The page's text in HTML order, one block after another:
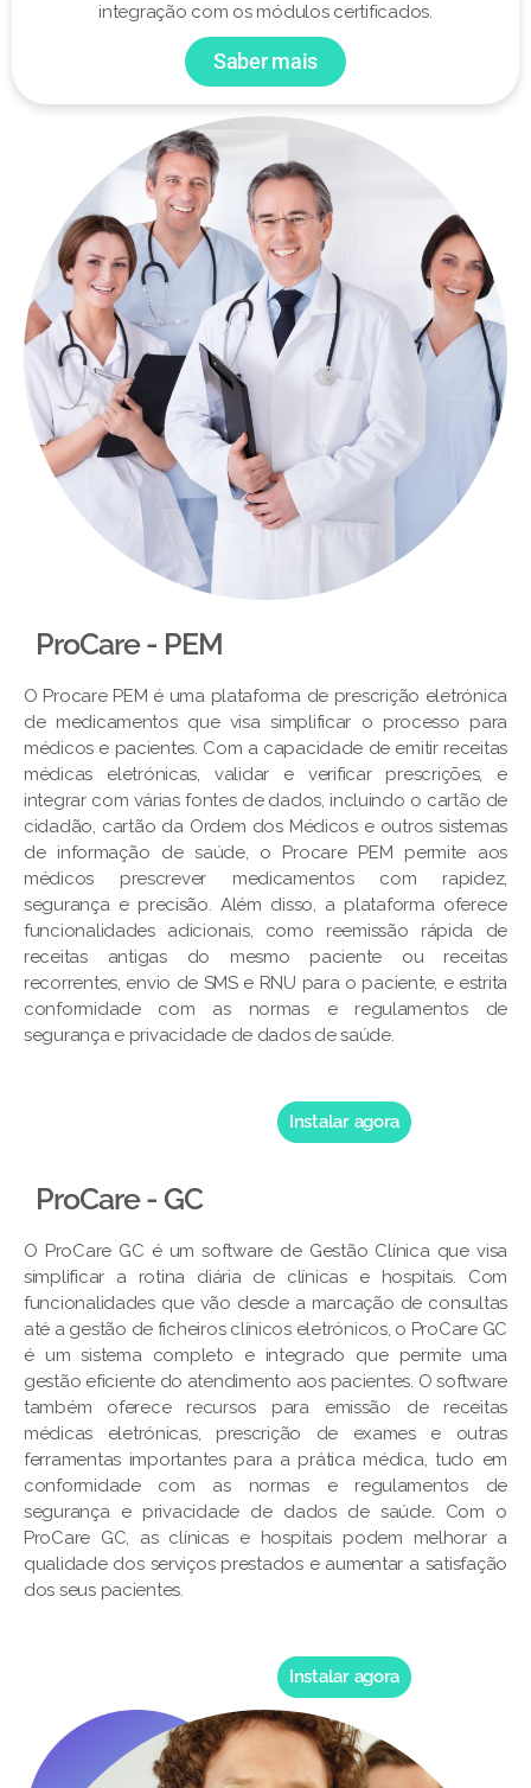
integração com os módulos certificados.
Saber mais
ProCare - PEM​
O Procare PEM é uma plataforma de prescrição eletrónica
de medicamentos que visa simplificar o processo para
médicos e pacientes. Com a capacidade de emitir receitas
médicas eletrónicas, validar e verificar prescrições, e
integrar com várias fontes de dados, incluindo o cartão de
cidadão, cartão da Ordem dos Médicos e outros sistemas
de informação de saúde, o Procare PEM permite aos
médicos prescrever medicamentos com rapidez,
segurança e precisão. Além disso, a plataforma oferece
funcionalidades adicionais, como reemissão rápida de
receitas antigas do mesmo paciente ou receitas
recorrentes, envio de SMS e RNU para o paciente, e estrita
conformidade com as normas e regulamentos de
segurança e privacidade de dados de saúde.
Instalar agora
ProCare - GC
O ProCare GC é um software de Gestão Clínica que visa
simplificar a rotina diária de clínicas e hospitais. Com
funcionalidades que vão desde a marcação de consultas
até a gestão de ficheiros clínicos eletrónicos, o ProCare GC
é um sistema completo e integrado que permite uma
gestão eficiente do atendimento aos pacientes. O software
também oferece recursos para emissão de receitas
médicas eletrónicas, prescrição de exames e outras
ferramentas importantes para a prática médica, tudo em
conformidade com as normas e regulamentos de
segurança e privacidade de dados de saúde. Com o
ProCare GC, as clínicas e hospitais podem melhorar a
qualidade dos serviços prestados e aumentar a satisfação
dos seus pacientes.
Instalar agora